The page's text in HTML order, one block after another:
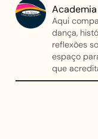
Aqui
dança,
reflexões
espaço
que